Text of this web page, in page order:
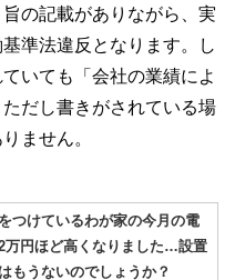
の記載がありながら、実
準法違反となります。し
いても「会社の業績によ
だし書きがされている場
ません。
つけているわが家の今月の電
万円ほど高くなりました…設置
もうないのでしょうか？